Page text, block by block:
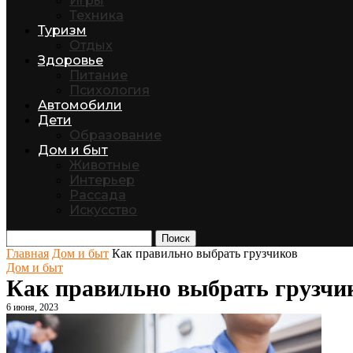
Техника
Туризм
Отдых
Здоровье
Питание
Психология
Автомобили
Дети
Образование
Дом и быт
Животные
Интерьер
Рассада
Искусство
Поиск
Главная Дом и быт Как правильно выбрать грузчиков
Дом и быт
Как правильно выбрать
6 июня, 2023